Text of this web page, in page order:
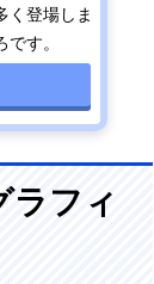
く登場しま
す。
ラフィ